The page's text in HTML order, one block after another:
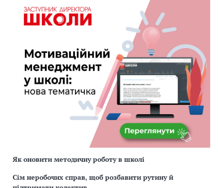
Як оновити методичну роботу в школі
Сім неробочих справ, щоб розбавити рутину й